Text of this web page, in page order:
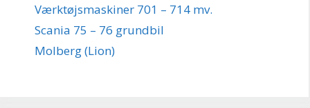
Værktøjsmaskiner 701 – 714 mv.
Scania 75 – 76 grundbil
Molberg (Lion)